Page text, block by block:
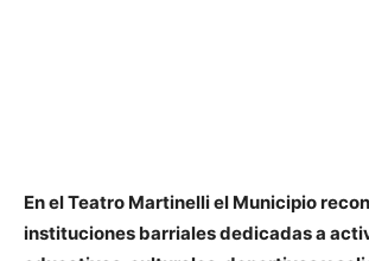
En el Teatro Martinelli el Municipio
instituciones barriales dedicadas a